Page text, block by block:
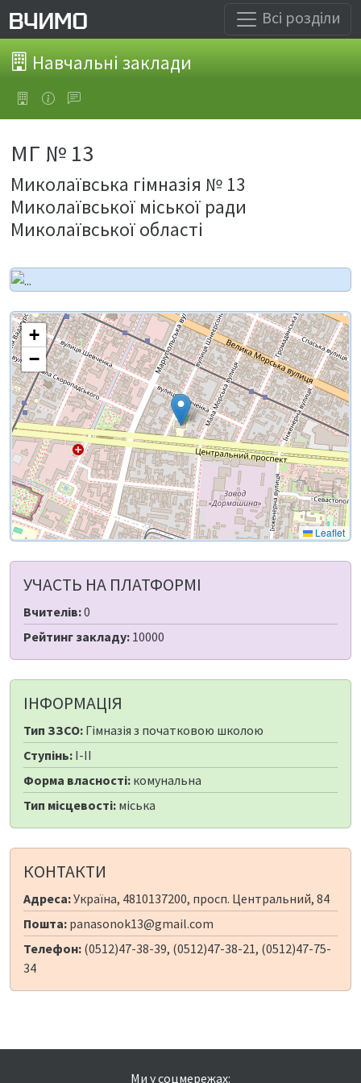
Всі розділи
Навчальні заклади
МГ № 13
Миколаївська гімназія № 13
Миколаївської міської ради
Миколаївської області
+
−
Leaflet
УЧАСТЬ НА ПЛАТФОРМІ
Вчителів:0
Рейтинг закладу: 10000
ІНФОРМАЦІЯ
Тип ЗЗСО: Гімназія з початковою школою
Ступінь: I-II
Форма власності: комунальна
Тип місцевості: міська
КОНТАКТИ
Адреса:Україна, 4810137200, просп. Центральний, 84
Пошта: panasonok13@gmail.com
Телефон: (0512)47-38-39, (0512)47-38-21, (0512)47-75-
34
Ми у соцмережах: